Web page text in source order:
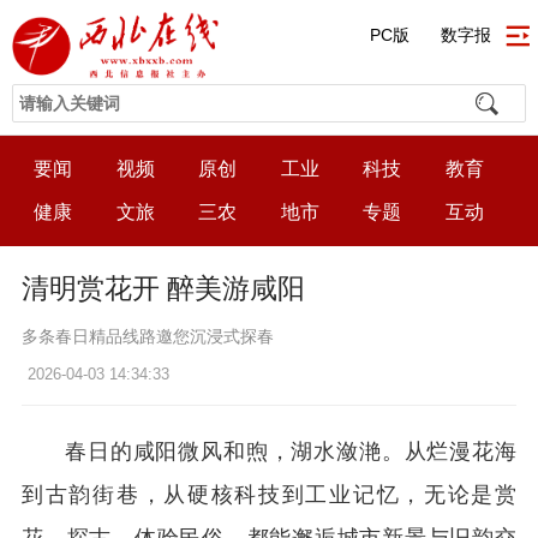
PC版 数字报
要闻 视频 原创 工业 科技 教育
健康 文旅 三农 地市 专题 互动
清明赏花开 醉美游咸阳
多条春日精品线路邀您沉浸式探春
2026-04-03 14:34:33
春日的咸阳微风和煦，湖水潋滟。从烂漫花海
到古韵街巷，从硬核科技到工业记忆，无论是赏